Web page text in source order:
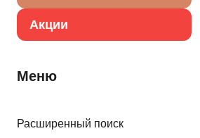
Акции
Меню
Расширенный поиск
К ФИГУРА AIR Крик в
временно